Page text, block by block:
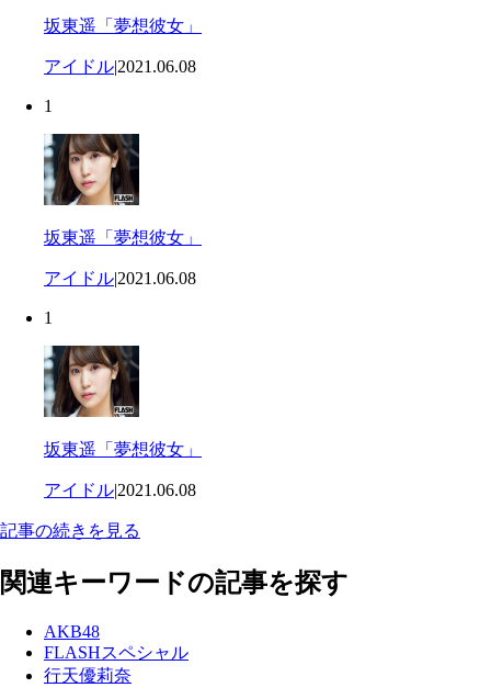
坂東遥「夢想彼女」
アイドル|2021.06.08
1
坂東遥「夢想彼女」
アイドル|2021.06.08
1
坂東遥「夢想彼女」
アイドル|2021.06.08
記事の続きを見る
関連キーワードの記事を探す
AKB48
FLASHスペシャル
行天優莉奈